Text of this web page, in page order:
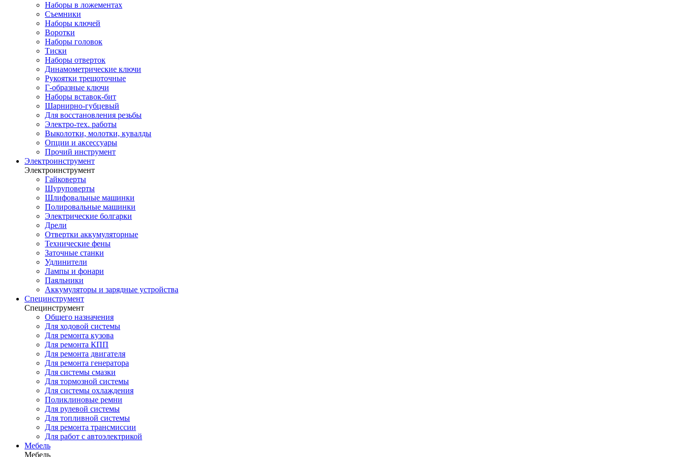
Наборы в ложементах
Съемники
Наборы ключей
Воротки
Наборы головок
Тиски
Наборы отверток
Динамометрические ключи
Рукоятки трещоточные
Г-образные ключи
Наборы вставок-бит
Шарнирно-губцевый
Для восстановления резьбы
Электро-тех. работы
Выколотки, молотки, кувалды
Опции и аксессуары
Прочий инструмент
Электроинструмент
Электроинструмент
Гайковерты
Шуруповерты
Шлифовальные машинки
Полировальные машинки
Электрические болгарки
Дрели
Отвертки аккумуляторные
Технические фены
Заточные станки
Удлинители
Лампы и фонари
Паяльники
Аккумуляторы и зарядные устройства
Специнструмент
Специнструмент
Общего назначения
Для ходовой системы
Для ремонта кузова
Для ремонта КПП
Для ремонта двигателя
Для ремонта генератора
Для системы смазки
Для тормозной системы
Для системы охлаждения
Поликлиновые ремни
Для рулевой системы
Для топливной системы
Для ремонта трансмиссии
Для работ с автоэлектрикой
Мебель
Мебель